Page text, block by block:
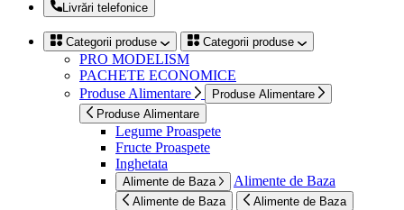
Livrări telefonice
Categorii produse Categorii produse
PRO MODELISM
PACHETE ECONOMICE
Produse Alimentare
Produse Alimentare
Produse Alimentare
Legume Proaspete
Fructe Proaspete
Inghetata
Alimente de Baza Alimente de Baza
Alimente de Baza Alimente de Baza